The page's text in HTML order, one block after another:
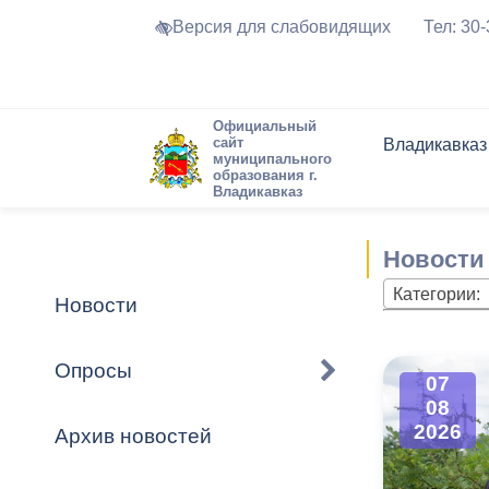
Версия для слабовидящих Тел:
Официальный
сайт
муниципального
образования г.
Владикавказ
Владикавказ
Устав города
Города-
городского
Торги и
Формы
Обратная
Комиссии
График
Новостная
Актуально
Новости
Опросы
Архив новостей
Новости
Категории:
07
08
2026